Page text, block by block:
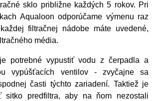
sklo približne každých 5 rokov. Pri
Aqualoon odporúčame výmenu raz
filtračnej nádobe máte uvedené,
média.
potrebné vypustiť vodu z čerpadla a
vypúšťacích ventilov - zvyčajne sa
časti týchto zariadení. Taktiež je
sitko predfiltra, aby na ňom nezostali